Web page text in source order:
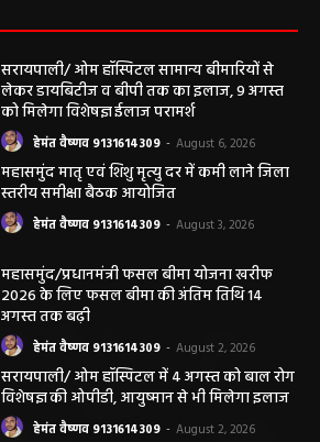
सरायपाली/ ओम हॉस्पिटल सामान्य बीमारियों से
लेकर डायबिटीज व बीपी तक का इलाज, 9 अगस्त
को मिलेगा विशेषज्ञ ईलाज परामर्श
हेमंत वैष्णव 9131614309 - August 6, 2026
महासमुंद मातृ एवं शिशु मृत्यु दर में कमी लाने जिला
स्तरीय समीक्षा बैठक आयोजित
हेमंत वैष्णव 9131614309 - August 3, 2026
महासमुंद/प्रधानमंत्री फसल बीमा योजना खरीफ
2026 के लिए फसल बीमा की अंतिम तिथि 14
अगस्त तक बढ़ी
हेमंत वैष्णव 9131614309 - August 2, 2026
सरायपाली/ ओम हॉस्पिटल में 4 अगस्त को बाल रोग
विशेषज्ञ की ओपीडी, आयुष्मान से भी मिलेगा इलाज
हेमंत वैष्णव 9131614309 - August 2, 2026